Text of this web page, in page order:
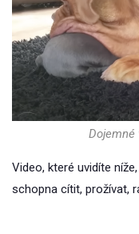
Dojemné
Video, které uvidíte
schopna cítit, prožívat,